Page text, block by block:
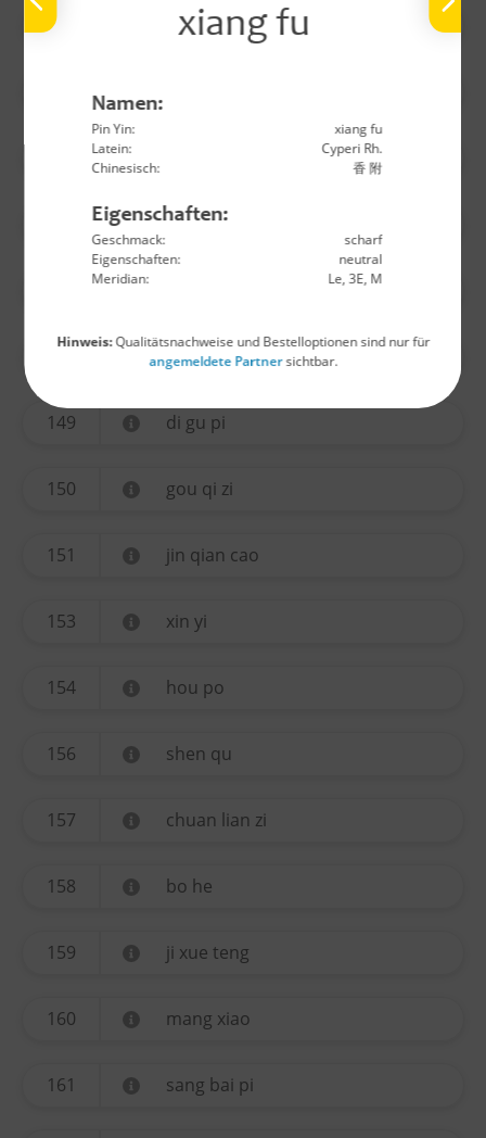
xiang fu
Namen:
Pin Yin:
xiang fu
Latein:
Cyperi Rh.
Chinesisch:
香 附
Eigenschaften:
Geschmack:
scharf
Eigenschaften:
neutral
Meridian:
Le, 3E, M
Hinweis:Qualitätsnachweise und Bestelloptionen sind nur für
angemeldete Partnersichtbar.
140 wu yao
long yan rou
sang ji sheng
149 di gu pi
150 gou qi zi
151 jin qian cao
153 xin yi
154 hou po
156 shen qu
157 chuan lian zi
158 bo he
159 ji xue teng
160 mang xiao
161 sang bai pi